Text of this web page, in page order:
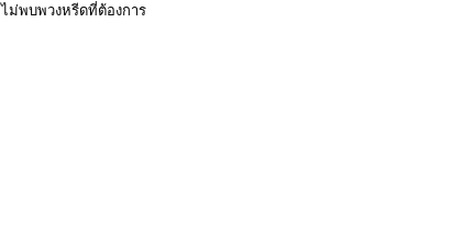
ไม่พบพวงหรีดที่ต้องการ